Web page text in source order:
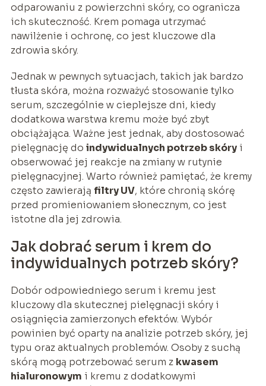
odparowaniu z powierzchni skóry, co ogranicza
ich skuteczność. Krem pomaga utrzymać
nawilżenie i ochronę, co jest kluczowe dla
zdrowia skóry.
Jednak w pewnych sytuacjach, takich jak bardzo
tłusta skóra, można rozważyć stosowanie tylko
serum, szczególnie w cieplejsze dni, kiedy
dodatkowa warstwa kremu może być zbyt
obciążająca. Ważne jest jednak, aby dostosować
pielęgnację do indywidualnych potrzeb skóryi
obserwować jej reakcje na zmiany w rutynie
pielęgnacyjnej. Warto również pamiętać, że kremy
często zawierają filtry UV, które chronią skórę
przed promieniowaniem słonecznym, co jest
istotne dla jej zdrowia.
Jak dobrać serum i krem do
indywidualnych potrzeb skóry?
Dobór odpowiedniego serum i kremu jest
kluczowy dla skutecznej pielęgnacji skóry i
osiągnięcia zamierzonych efektów. Wybór
powinien być oparty na analizie potrzeb skóry, jej
typu oraz aktualnych problemów. Osoby z suchą
skórą mogą potrzebować serum z kwasem
hialuronowym i kremu z dodatkowymi